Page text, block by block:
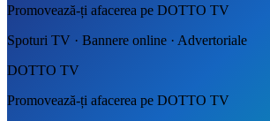
Promovează-ți afacerea pe DOTTO TV
Spoturi TV · Bannere online · Advertoriale
DOTTO TV
Promovează-ți afacerea pe DOTTO TV